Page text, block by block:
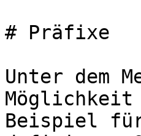
# Präfixe
Unter dem
Möglichkeit
Beispiel für